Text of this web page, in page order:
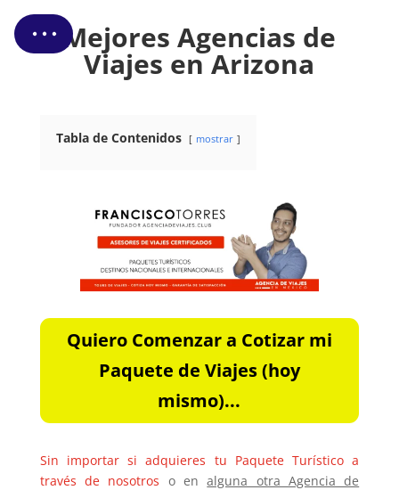
Mejores Agencias de
Viajes en Arizona
Tabla de Contenidos mostrar
Quiero Comenzar a Cotizar mi
Paquete de Viajes (hoy
mismo)...
Sin importar si adquieres tu Paquete Turístico a
través de nosotros o enalguna otra Agencia de